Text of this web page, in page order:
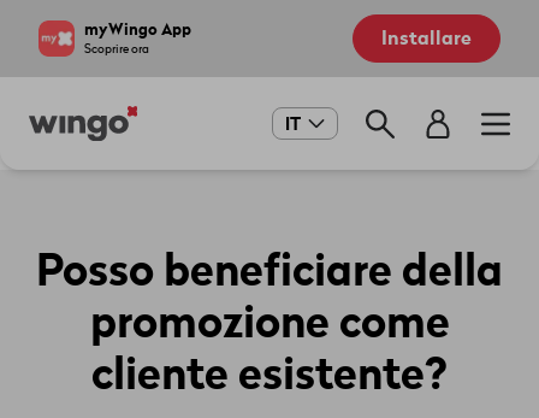
myWingo App
Scoprire ora Installare
Main
IT
Posso beneficiare della
promozione come
cliente esistente?